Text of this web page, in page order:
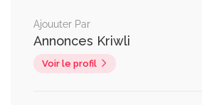
Ajouuter Par
Annonces Kriwli
Voir le profil